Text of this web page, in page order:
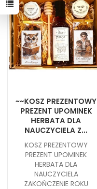
~~KOSZ PREZENTOWY
PREZENT UPOMINEK
HERBATA DLA
NAUCZYCIELA Z...
KOSZ PREZENTOWY
PREZENT UPOMINEK
HERBATA DLA
NAUCZYCIELA
ZAKOŃCZENIE ROKU